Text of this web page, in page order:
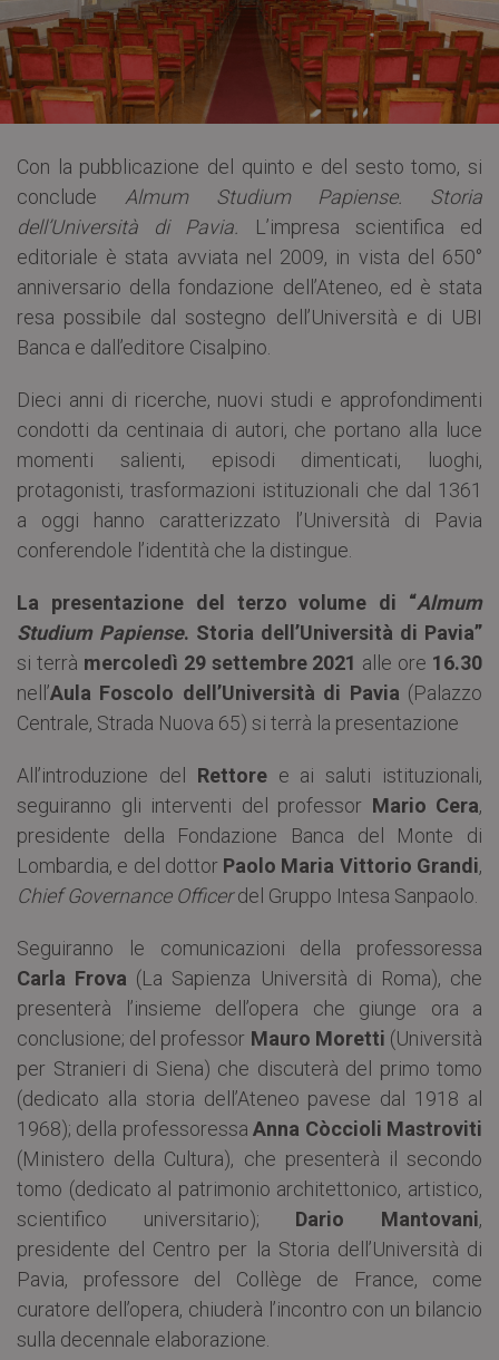
Con la pubblicazione del quinto e del sesto tomo, si
conclude Almum Studium Papiense. Storia
dell’Università di Pavia.
L’impresa scientifica ed
editoriale è stata avviata nel 2009, in vista del 650°
anniversario della fondazione dell’Ateneo, ed è stata
resa possibile dal sostegno dell’Università e di UBI
Banca e dall’editore Cisalpino.
Dieci anni di ricerche, nuovi studi e approfondimenti
condotti da centinaia di autori, che portano alla luce
momenti salienti, episodi dimenticati, luoghi,
protagonisti, trasformazioni istituzionali che dal 1361
a oggi hanno caratterizzato l’Università di Pavia
conferendole l’identità che la distingue.
La presentazione del terzo volume di “Almum
Studium Papiense. Storia dell’Università di Pavia”
si terrà mercoledì 29 settembre 2021 alle ore 16.30
nell’Aula Foscolo dell’Università di Pavia (Palazzo
Centrale, Strada Nuova 65) si terrà la presentazione
All’introduzione del Rettoree ai saluti istituzionali,
seguiranno gli interventi del professor Mario Cera,
presidente della Fondazione Banca del Monte di
Lombardia, e del dottor Paolo Maria Vittorio Grandi,
Chief Governance Officerdel Gruppo Intesa Sanpaolo.
Seguiranno le comunicazioni della professoressa
Carla Frova (La Sapienza Università di Roma), che
presenterà l’insieme dell’opera che giunge ora a
conclusione; del professor Mauro Moretti (Università
per Stranieri di Siena) che discuterà del primo tomo
(dedicato alla storia dell’Ateneo pavese dal 1918 al
1968); della professoressaAnna Còccioli Mastroviti
(Ministero della Cultura), che presenterà il secondo
tomo (dedicato al patrimonio architettonico, artistico,
scientifico universitario); Dario Mantovani,
presidente del Centro per la Storia dell’Università di
Pavia, professore del Collège de France, come
curatore dell’opera, chiuderà l’incontro con un bilancio
sulla decennale elaborazione.